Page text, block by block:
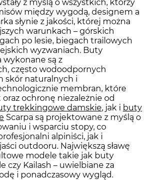
z myślą o wszystkich, którzy
między wygodą, designem a
słynie z jakości, której można
warunkach – górskich
po lesie, biegach trailowych
wyzwaniach. Buty
są z
często wodoodpornych
skór naturalnych i
membran, które
ochronę niezależnie od
trekkingowe damskie, jak i buty
Scarpa są projektowane z myślą o
i wsparciu stopy, co
alpiniści, jak i
outdooru. Największą sławę
modele takie jak buty
czy Kailash – uwielbiane za
i ponadczasowy wygląd.